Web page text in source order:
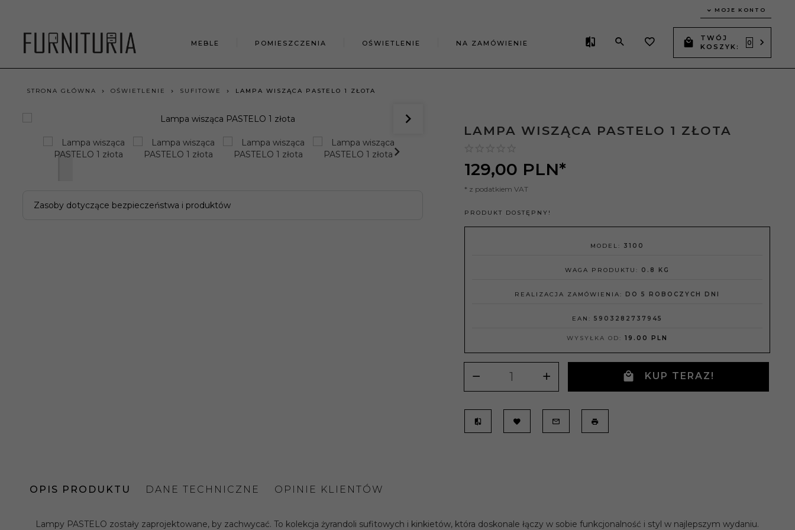
MOJE KONTO
MEBLE POMIESZCZENIA OŚWIETLENIE NA ZAMÓWIENIE
TWÓJ
KOSZYK:
0
STRONA GŁÓWNA OŚWIETLENIE SUFITOWE LAMPA WISZĄCA PASTELO 1 ZŁOTA
Zasoby dotyczące bezpieczeństwa i produktów
LAMPA WISZĄCA PASTELO 1 ZŁOTA
129,00 PLN*
* z podatkiem VAT
PRODUKT DOSTĘPNY!
MODEL: 3100
WAGA PRODUKTU: 0.8 KG
REALIZACJA ZAMÓWIENIA: DO 5 ROBOCZYCH DNI
EAN: 5903282737945
WYSYŁKA OD: 19.00 PLN
KUP TERAZ!
OPIS PRODUKTU DANE TECHNICZNE OPINIE KLIENTÓW
Lampy PASTELO zostały zaprojektowane, by zachwycać. To kolekcja żyrandoli sufitowych i kinkietów, która doskonale łączy w sobie funkcjonalność i styl w najlepszym wydaniu.